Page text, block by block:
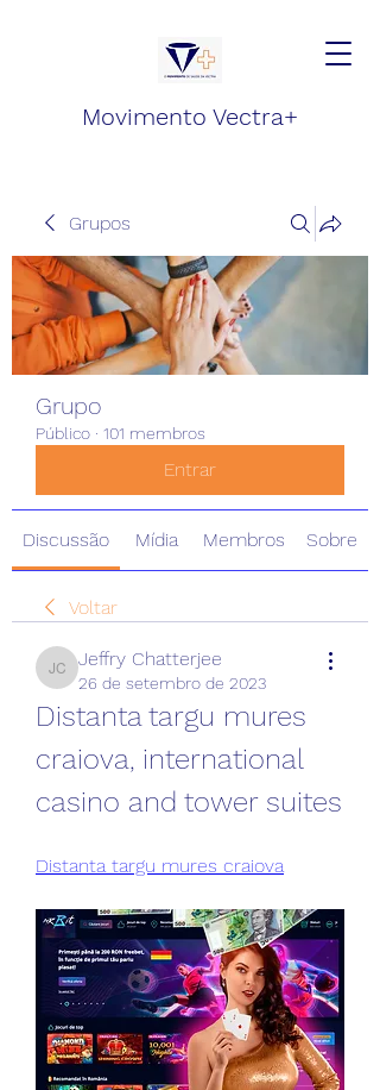
Movimento Vectra+
Grupos
Grupo
Público · 101 membros
Entrar
Discussão Mídia Membros Sobre
Voltar
Jeffry Chatterjee
Jeffry Chatterjee
26 de setembro de 2023
Distanta targu mures
craiova, international
casino and tower suites
Distanta targu mures craiova